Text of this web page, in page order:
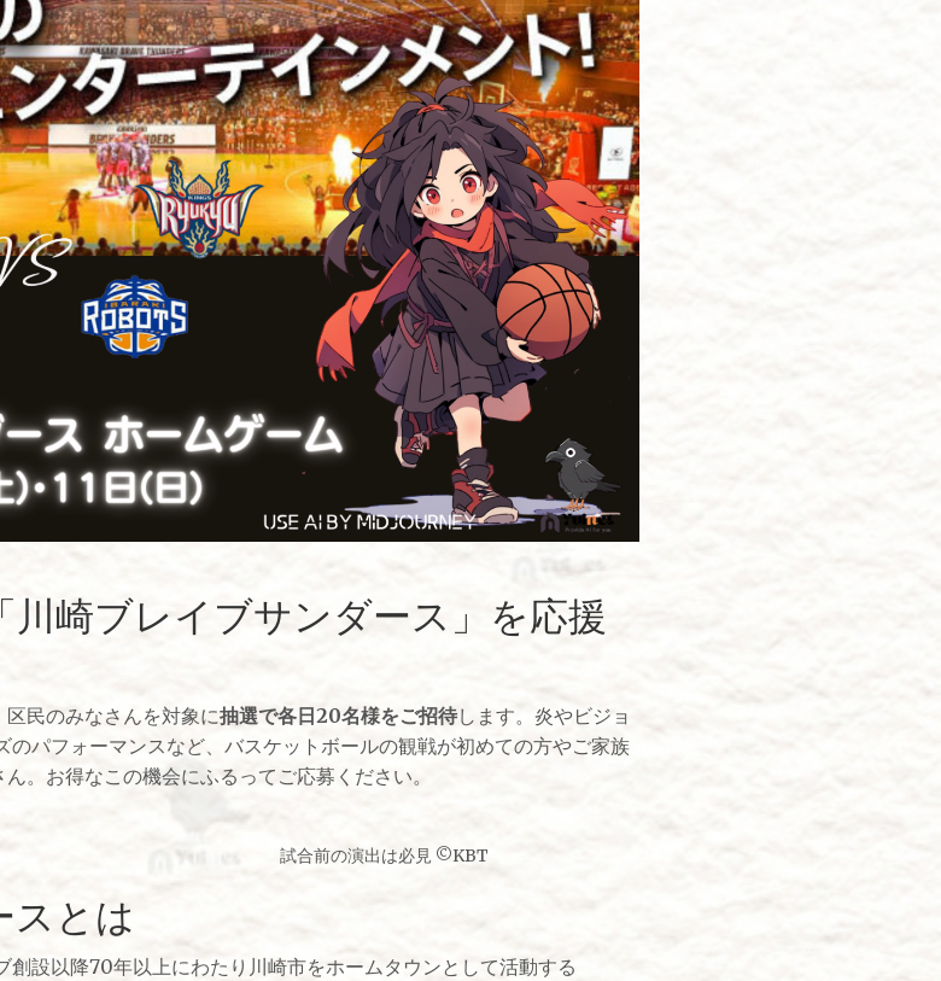
崎ブレイブサンダース」を応援
民のみなさんを対象に抽選で各日20名様をご招待します。炎やビジョ
のパフォーマンスなど、バスケットボールの観戦が初めての方やご家族
。お得なこの機会にふるってご応募ください。
試合前の演出は必見 ©KBT
スとは
設以降70年以上にわたり川崎市をホームタウンとして活動する